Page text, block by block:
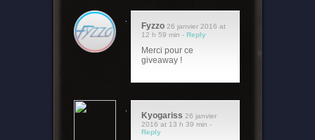
Fyzzo 26 janvier 2016 at
12 h 59 min - Reply
Merci pour ce
giveaway !
Kyogariss 26 janvier
2016 at 13 h 39 min -
Reply